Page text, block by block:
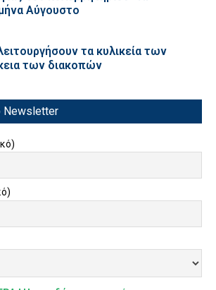
Αύγουστο
τα κυλικεία των
των διακοπών
Newsletter